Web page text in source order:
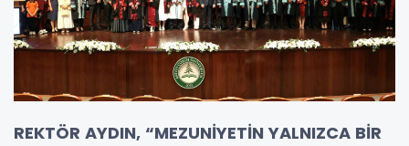
REKTÖR AYDIN, “MEZUNİYETİN YALNIZCA BİR